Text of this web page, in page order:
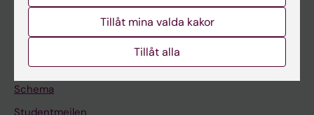
Ladok
Canvas
Schema
Studentmejlen
Tillåt mina valda kakor
Tillåt alla